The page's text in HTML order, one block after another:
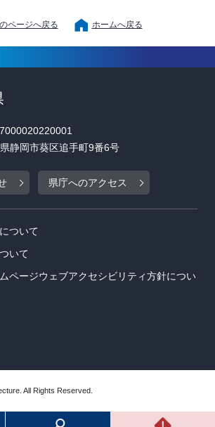
ページへ戻る ホームへ戻る
静岡市葵区追手町9番6号
県庁へのアクセス
ついて
いて
ページウェブアクセシビリティ方針につい
All Rights Reserved.